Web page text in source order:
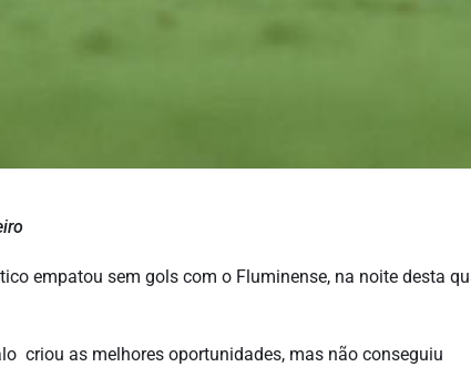
empatou sem gols com o Fluminense, na noite desta
criou as melhores oportunidades, mas não conseguiu